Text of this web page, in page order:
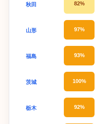
秋田 82%
山形 97%
福島 93%
茨城 100%
栃木 92%